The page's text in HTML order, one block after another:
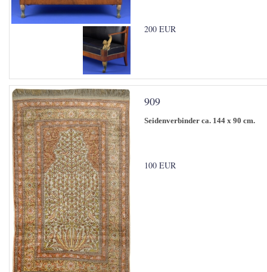
200 EUR
909
Seidenverbinder ca. 144 x 90 cm.
100 EUR